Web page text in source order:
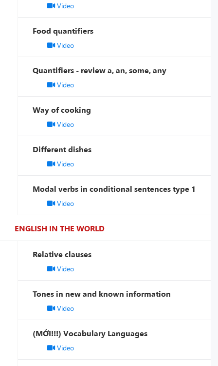
Video
Food quantifiers
Video
Quantifiers - review a, an, some, any
Video
Way of cooking
Video
Different dishes
Video
Modal verbs in conditional sentences type 1
Video
ENGLISH IN THE WORLD
Relative clauses
Video
Tones in new and known information
Video
(MỚI!!!) Vocabulary Languages
Video